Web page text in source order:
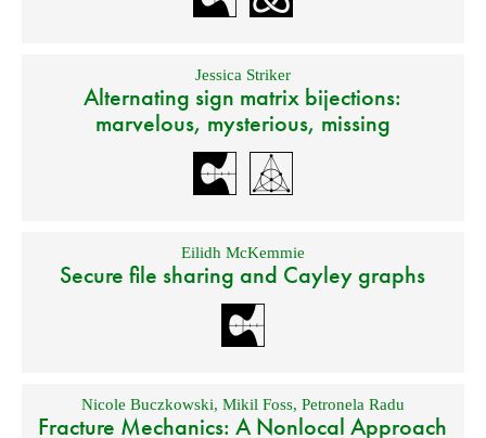
Jessica Striker
Alternating sign matrix bijections:
marvelous, mysterious, missing
Eilidh McKemmie
Secure file sharing and Cayley graphs
Nicole Buczkowski, Mikil Foss, Petronela Radu
Fracture Mechanics: A Nonlocal Approach